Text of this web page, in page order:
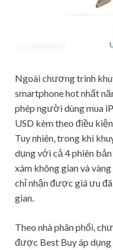
Ngoài chương trình
smartphone hot nhất
phép người dùng mua
USD kèm theo điều
Tuy nhiên, trong khi
dụng với cả 4 phiên
xám không gian và
chỉ nhận được giá ưu
gian.
Theo nhà phân phối,
được Best Buy áp